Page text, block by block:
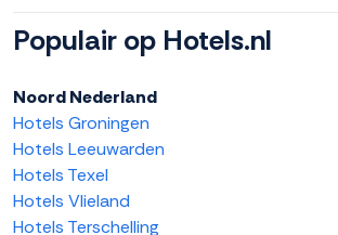
Populair op Hotels.nl
Noord Nederland
Hotels Groningen
Hotels Leeuwarden
Hotels Texel
Hotels Vlieland
Hotels Terschelling